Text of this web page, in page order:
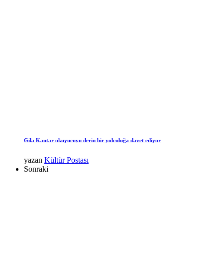
Gila Kantar okuyucuyu derin bir yolculuğa davet ediyor
yazan Kültür Postası
Sonraki